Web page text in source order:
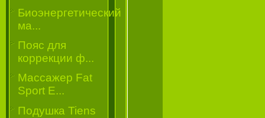
Биоэнергетический
ма...
Пояс для
коррекции ф...
Массажер Fat
Sport E...
Подушка Tiens